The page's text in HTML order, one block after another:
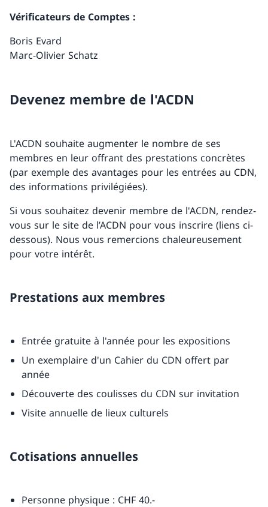
Vérificateurs de Comptes :
Boris Evard
Marc-Olivier Schatz
Devenez membre de l'ACDN
L'ACDN souhaite augmenter le nombre de ses
membres en leur offrant des prestations concrètes
(par exemple des avantages pour les entrées au CDN,
des informations privilégiées).
Si vous souhaitez devenir membre de l'ACDN, rendez-
vous sur le site de l’ACDN pour vous inscrire (liens ci-
dessous). Nous vous remercions chaleureusement
pour votre intérêt.
Prestations aux membres
Entrée gratuite à l'année pour les expositions
Un exemplaire d'un Cahier du CDN offert par
année
Découverte des coulisses du CDN sur invitation
Visite annuelle de lieux culturels
Cotisations annuelles
Personne physique : CHF 40.-